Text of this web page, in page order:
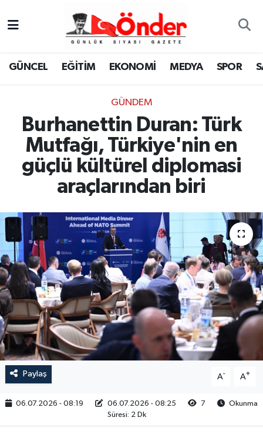
GÜNCEL EĞİTİM EKONOMİ MEDYA SPOR
GÜNDEM
Burhanettin Duran: Türk
Mutfağı, Türkiye'nin en
güçlü kültürel diplomasi
araçlarından biri
Paylaş A- A+
06.07.2026 - 08:19 06.07.2026 - 08:25 7
Okunma
Süresi: 2 Dk
GÜNCEL
MEDYA
SPOR
SAĞLIK
KÜLTÜR-SANAT
YAŞAM
RESMİ İLAN
Zonguldak Nöbetçi Eczaneler
Zonguldak Namaz Vakitleri
Zonguldak Trafik Yoğunluk Haritası
TFF 3.Lig 4.Grup Puan Durumu ve Fikstür
Tüm Manşetler
Son Dakika Haberleri
Haber Arşivi